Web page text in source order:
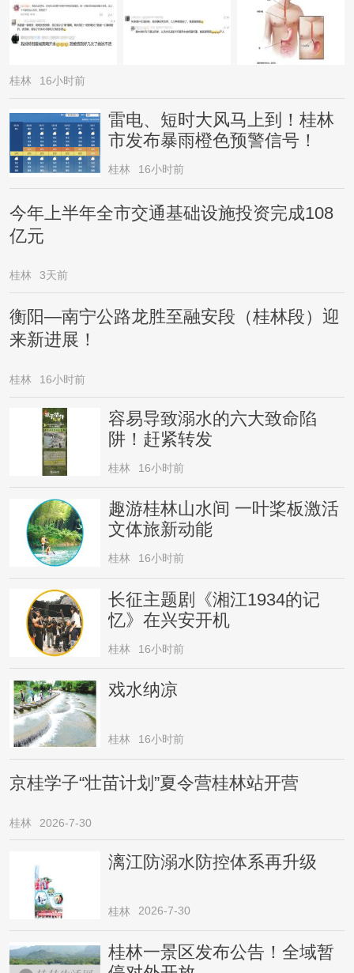
桂林 16小时前
雷电、短时大风马上到！桂林
市发布暴雨橙色预警信号！
桂林 16小时前
今年上半年全市交通基础设施投资完成108
亿元
桂林 3天前
衡阳—南宁公路龙胜至融安段（桂林段）迎
来新进展！
桂林 16小时前
容易导致溺水的六大致命陷
阱！赶紧转发
桂林 16小时前
趣游桂林山水间 一叶桨板激活
文体旅新动能
桂林 16小时前
长征主题剧《湘江1934的记
忆》在兴安开机
桂林 16小时前
戏水纳凉
桂林 16小时前
京桂学子“壮苗计划”夏令营桂林站开营
桂林 2026-7-30
漓江防溺水防控体系再升级
桂林 2026-7-30
桂林一景区发布公告！全域暂